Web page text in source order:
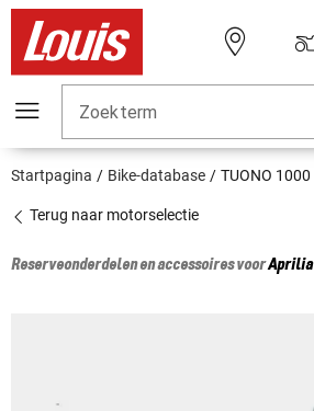
Zoekterm
Startpagina Bike-database TUONO 1000
Terug naar motorselectie
Reserveonderdelen en accessoires voorAprilia